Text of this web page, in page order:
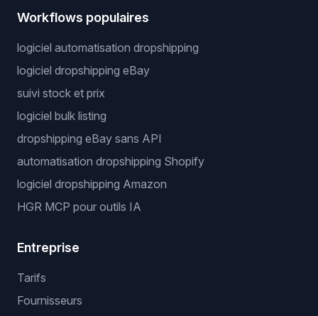
Workflows populaires
logiciel automatisation dropshipping
logiciel dropshipping eBay
suivi stock et prix
logiciel bulk listing
dropshipping eBay sans API
automatisation dropshipping Shopify
logiciel dropshipping Amazon
HGR MCP pour outils IA
Entreprise
Tarifs
Fournisseurs